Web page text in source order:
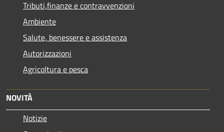
Tributi,finanze e contravvenzioni
Ambiente
Salute, benessere e assistenza
Autorizzazioni
Agricoltura e pesca
NOVITÀ
Notizie